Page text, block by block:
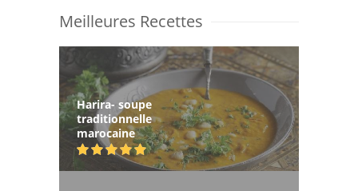
Meilleures Recettes
Harira- soupe
traditionnelle
marocaine